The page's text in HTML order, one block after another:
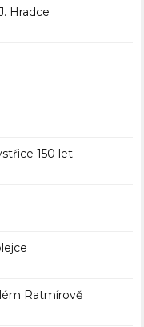
Hradce
150 let
Ratmírově